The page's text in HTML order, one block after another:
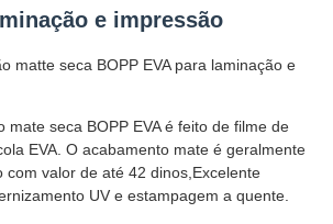
e impressão
matte seca BOPP EVA para laminação e
mate seca BOPP EVA é feito de filme de
EVA. O acabamento mate é geralmente
com valor de até 42 dinos,Excelente
UV e estampagem a quente.